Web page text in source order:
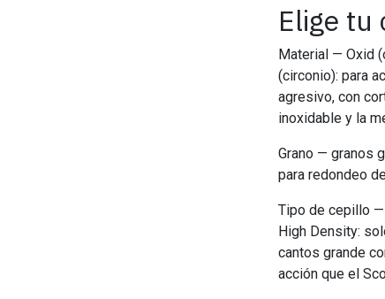
Elige tu
Material — Oxid
(circonio): para
agresivo, con
inoxidable y la
Grano — granos
para redondeo
Tipo de cepillo —
High Density:
cantos grande
acción que el